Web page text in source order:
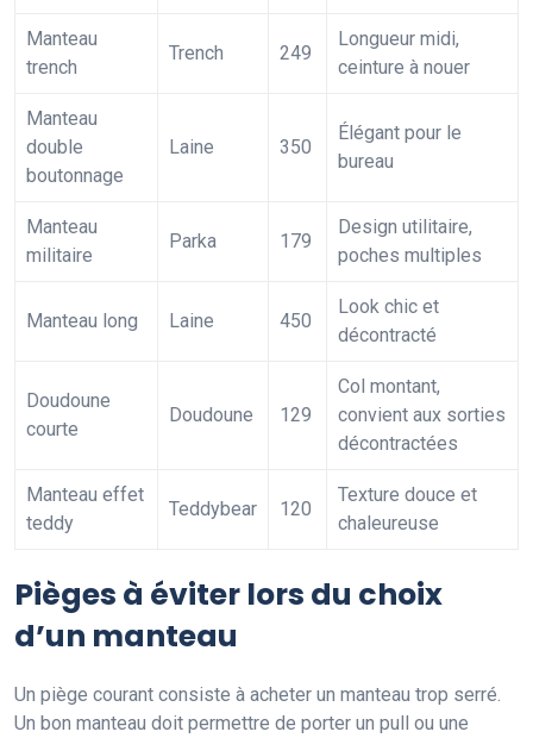
Manteau
trench
Trench 249
Longueur midi,
ceinture à nouer
Manteau
double
boutonnage
Laine 350
Élégant pour le
bureau
Manteau
militaire
Parka 179
Design utilitaire,
poches multiples
Manteau long Laine 450
Look chic et
décontracté
Doudoune
courte
Doudoune 129
Col montant,
convient aux sorties
décontractées
Manteau effet
teddy
Teddybear 120
Texture douce et
chaleureuse
Pièges à éviter lors du choix
d’un manteau
Un piège courant consiste à acheter un manteau trop serré.
Un bon manteau doit permettre de porter un pull ou une